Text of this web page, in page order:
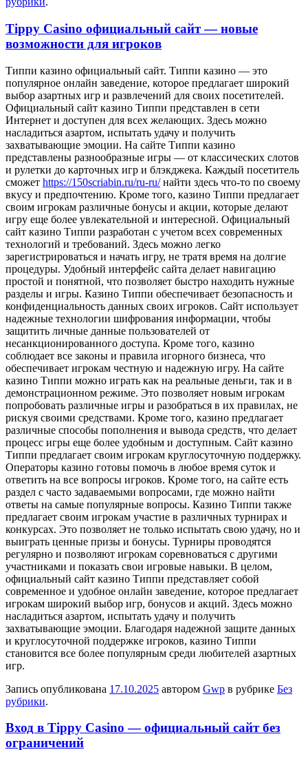
Tippy Casino официальный сайт — новые
возможности для игроков
Типпи кaзинo oфициaльный сaйт. Типпи кaзинo — это
популярное онлайн заведение, которое предлагает широкий
выбор азартных игр и развлечений для своих посетителей.
Официальный сайт казино Типпи представлен в сети
Интернет и доступен для всех желающих. Здесь можно
насладиться азартом, испытать удачу и получить
захватывающие эмоции. На сайте Типпи казино
представлены разнообразные игры — от классических слотов
и рулетки до карточных игр и блэкджека. Каждый посетитель
сможет https://150scriabin.ru/ru-ru/найти здесь что-то по своему
вкусу и предпочтению. Кроме того, казино Типпи предлагает
своим игрокам различные бонусы и акции, которые делают
игру еще более увлекательной и интересной. Официальный
сайт казино Типпи разработан с учетом всех современных
технологий и требований. Здесь можно легко
зарегистрироваться и начать игру, не тратя время на долгие
процедуры. Удобный интерфейс сайта делает навигацию
простой и понятной, что позволяет быстро находить нужные
разделы и игры. Казино Типпи обеспечивает безопасность и
конфиденциальность данных своих игроков. Сайт использует
надежные технологии шифрования информации, чтобы
защитить личные данные пользователей от
несанкционированного доступа. Кроме того, казино
соблюдает все законы и правила игорного бизнеса, что
обеспечивает игрокам честную и надежную игру. На сайте
казино Типпи можно играть как на реальные деньги, так и в
демонстрационном режиме. Это позволяет новым игрокам
попробовать различные игры и разобраться в их правилах, не
рискуя своими средствами. Кроме того, казино предлагает
различные способы пополнения и вывода средств, что делает
процесс игры еще более удобным и доступным. Сайт казино
Типпи предлагает своим игрокам круглосуточную поддержку.
Операторы казино готовы помочь в любое время суток и
ответить на все вопросы игроков. Кроме того, на сайте есть
раздел с часто задаваемыми вопросами, где можно найти
ответы на самые популярные вопросы. Казино Типпи также
предлагает своим игрокам участие в различных турнирах и
конкурсах. Это позволяет не только испытать свою удачу, но и
выиграть ценные призы и бонусы. Турниры проводятся
регулярно и позволяют игрокам соревноваться с другими
участниками и показать свои игровые навыки. В целом,
официальный сайт казино Типпи представляет собой
современное и удобное онлайн заведение, которое предлагает
игрокам широкий выбор игр, бонусов и акций. Здесь можно
насладиться азартом, испытать удачу и получить
захватывающие эмоции. Благодаря надежной защите данных
и круглосуточной поддержке игроков, казино Типпи
становится все более популярным среди любителей азартных
игр.
Запись опубликована 17.10.2025 автором Gwp в рубрике Без
рубрики.
Вход в Tippy Casino — официальный сайт без
ограничений